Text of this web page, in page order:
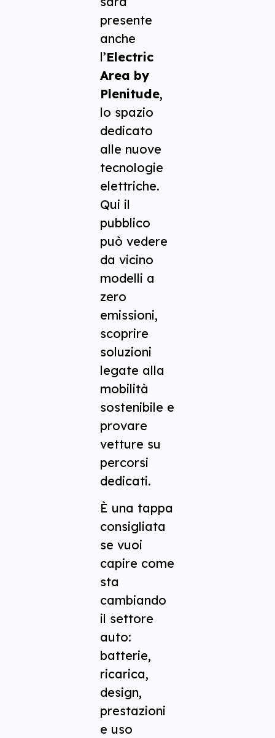
presente
anche
l’Electric
Area by
Plenitude,
lo spazio
dedicato
alle nuove
tecnologie
elettriche.
Qui il
pubblico
può vedere
da vicino
modelli a
zero
emissioni,
scoprire
soluzioni
legate alla
mobilità
sostenibile e
provare
vetture su
percorsi
dedicati.
È una tappa
consigliata
se vuoi
capire come
sta
cambiando
il settore
auto:
batterie,
ricarica,
design,
prestazioni
e uso